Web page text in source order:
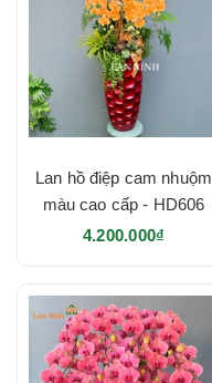
Lan hồ điệp cam nhuộm
màu cao cấp - HD606
4.200.000₫